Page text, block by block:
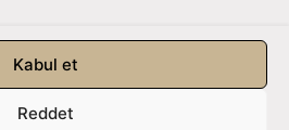
Kabul et
Reddet